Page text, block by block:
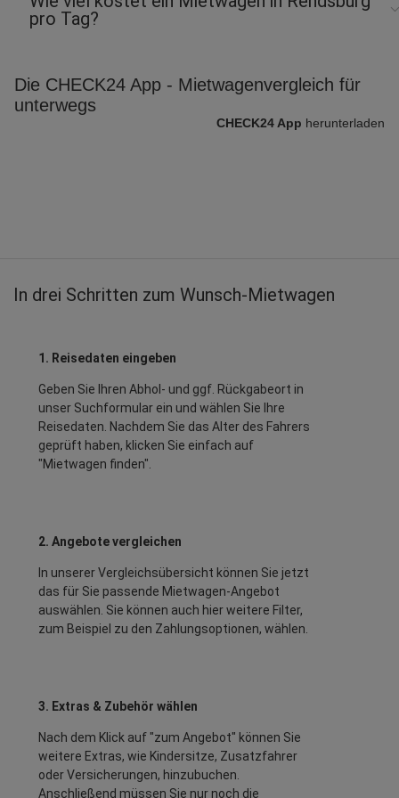
pro Tag?
Die CHECK24 App - Mietwagenvergleich für
unterwegs
CHECK24 App herunterladen
In drei Schritten zum Wunsch-Mietwagen
1. Reisedaten eingeben
Geben Sie Ihren Abhol- und ggf. Rückgabeort in
unser Suchformular ein und wählen Sie Ihre
Reisedaten. Nachdem Sie das Alter des Fahrers
geprüft haben, klicken Sie einfach auf
"Mietwagen finden".
2. Angebote vergleichen
In unserer Vergleichsübersicht können Sie jetzt
das für Sie passende Mietwagen-Angebot
auswählen. Sie können auch hier weitere Filter,
zum Beispiel zu den Zahlungsoptionen, wählen.
3. Extras & Zubehör wählen
Nach dem Klick auf "zum Angebot" können Sie
weitere Extras, wie Kindersitze, Zusatzfahrer
oder Versicherungen, hinzubuchen.
Anschließend müssen Sie nur noch die